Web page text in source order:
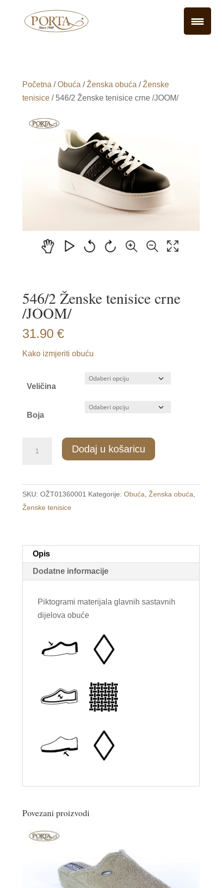
Početna /Obuća /Ženska obuća /Ženske
tenisice/ 546/2 Ženske tenisice crne /JOOM/
546/2 Ženske tenisice crne
/JOOM/
31.90 €
Kako izmjeriti obuću
Veličina
Boja
crne
/JOOM/
količina
Dodaj u košaricu
SKU: OŽT01360001 Kategorije: Obuća Ženska obuća
Ženske tenisice
Opis
Dodatne informacije
Piktogrami materijala glavnih sastavnih
dijelova obuće
Povezani proizvodi